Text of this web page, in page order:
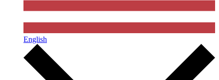
English